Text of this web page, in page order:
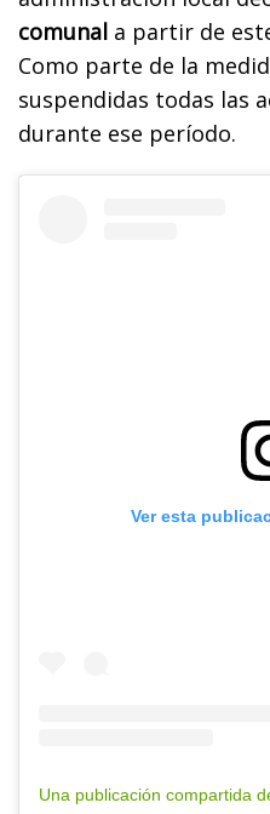
comunal a partir de
Como parte de la
suspendidas todas las
durante ese período.
Ver esta